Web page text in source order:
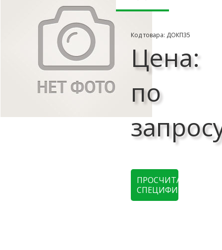
Код товара: ДОКП35
Цена:
по
ПРОСЧИТАТЬ
СПЕЦИФИКАЦИЮ